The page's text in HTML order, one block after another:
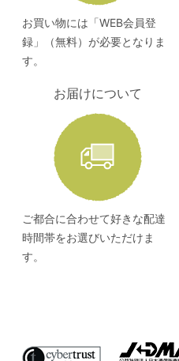
お買い物には「WEB会員登
録」（無料）が必要となりま
す。
お届けについて
ご都合に合わせて好きな配達
時間帯をお選びいただけま
す。